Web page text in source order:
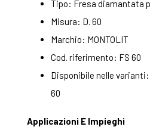
Tipo: Fresa diamantata
Misura: D. 60
Marchio: MONTOLIT
Cod. riferimento: FS 60
Disponibile nelle varianti:
60
Applicazioni E Impieghi